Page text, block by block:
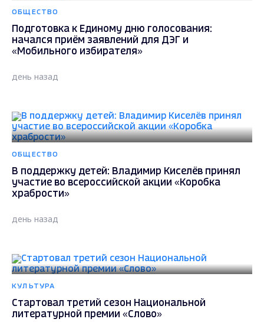
ОБЩЕСТВО
Подготовка к Единому дню голосования:
начался приём заявлений для ДЭГ и
«Мобильного избирателя»
день назад
ОБЩЕСТВО
В поддержку детей: Владимир Киселёв принял
участие во всероссийской акции «Коробка
храбрости»
день назад
КУЛЬТУРА
Стартовал третий сезон Национальной
литературной премии «Слово»